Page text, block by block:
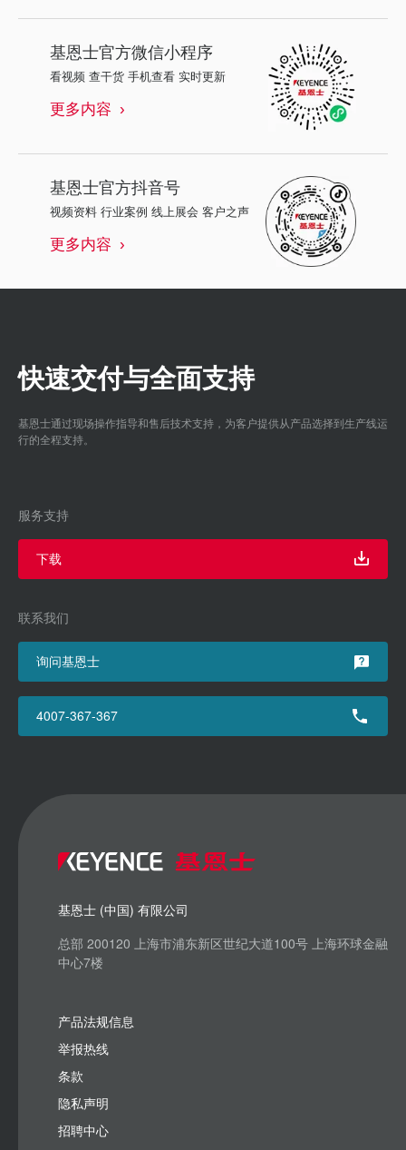
基恩士官方微信小程序
看视频 查干货 手机查看 实时更新
更多内容
基恩士官方抖音号
视频资料 行业案例 线上展会 客户之声
更多内容
快速交付与全面支持
基恩士通过现场操作指导和售后技术支持，为客户提供从产品选择到生产线运
行的全程支持。
服务支持
下载
联系我们
询问基恩士
4007-367-367
基恩士 (中国) 有限公司
总部 200120 上海市浦东新区世纪大道100号 上海环球金融
中心7楼
产品法规信息
举报热线
条款
隐私声明
招聘中心